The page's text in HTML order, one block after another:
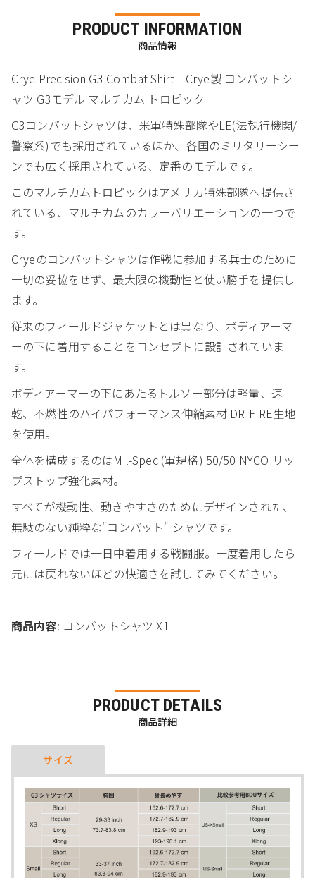
PRODUCT INFORMATION
商品情報
Crye Precision G3 Combat Shirt Crye製 コンバットシ
ャツ G3モデル マルチカム トロピック
G3コンバットシャツは、米軍特殊部隊やLE(法執行機関/
警察系)でも採用されているほか、各国のミリタリーシー
ンでも広く採用されている、定番のモデルです。
このマルチカムトロピックはアメリカ特殊部隊へ提供さ
れている、マルチカムのカラーバリエーションの一つで
す。
Cryeのコンバットシャツは作戦に参加する兵士のために
一切の妥協をせず、最大限の機動性と使い勝手を提供し
ます。
従来のフィールドジャケットとは異なり、ボディアーマ
ーの下に着用することをコンセプトに設計されていま
す。
ボディアーマーの下にあたるトルソー部分は軽量、速
乾、不燃性のハイパフォーマンス伸縮素材 DRIFIRE生地
を使用。
全体を構成するのはMil-Spec (軍規格) 50/50 NYCO リッ
プストップ強化素材。
すべてが機動性、動きやすさのためにデザインされた、
無駄のない純粋な"コンバット" シャツです。
フィールドでは一日中着用する戦闘服。一度着用したら
元には戻れないほどの快適さを試してみてください。
商品内容: コンバットシャツ X1
PRODUCT DETAILS
商品詳細
サイズ